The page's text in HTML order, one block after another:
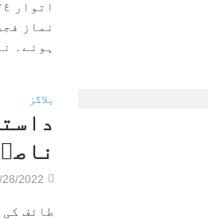
نماز
ہوئے۔
بلاگز
28/2022
طائف